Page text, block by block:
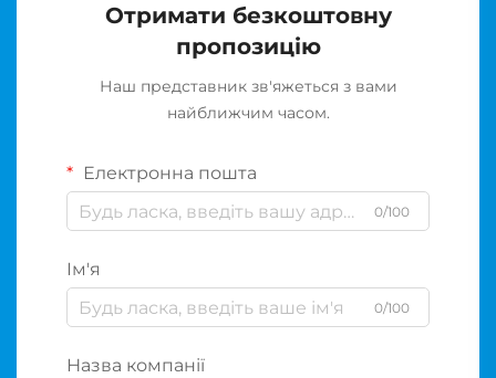
Отримати безкоштовну
пропозицію
Наш представник зв'яжеться з вами
найближчим часом.
Електронна пошта
0/100
Ім'я
0/100
Назва компанії